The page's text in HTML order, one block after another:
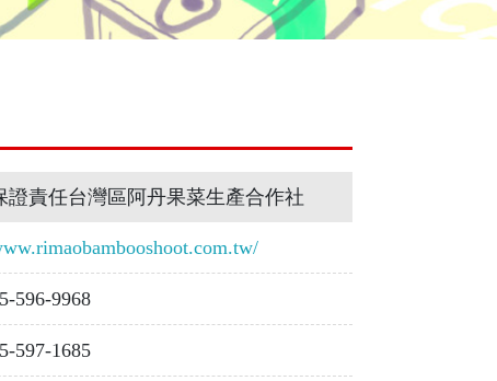
證責任台灣區阿丹果菜生產合作社
596-9968
597-1685